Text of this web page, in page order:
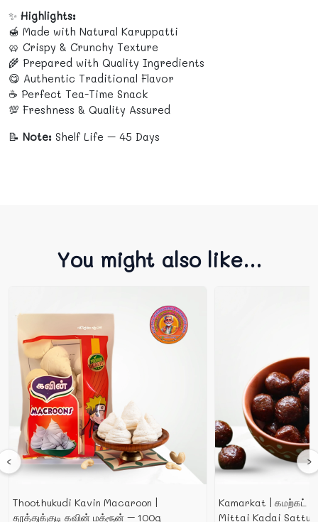
✨ Highlights:
🍯 Made with Natural Karuppatti
🥨 Crispy & Crunchy Texture
🌾 Prepared with Quality Ingredients
😋 Authentic Traditional Flavor
☕ Perfect Tea-Time Snack
💯 Freshness & Quality Assured
📝 Note: Shelf Life – 45 Days
You might also like...
Thoothukudi Kavin Macaroon |
தூத்துக்குடி கவின் மக்ரூன் – 100g
Kamarkat | கமற்கட்
Mittai Kadai Sattur
‹ ›